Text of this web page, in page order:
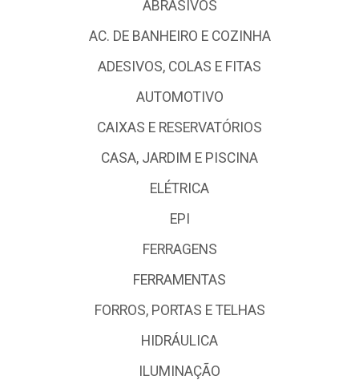
ABRASIVOS
AC. DE BANHEIRO E COZINHA
ADESIVOS, COLAS E FITAS
AUTOMOTIVO
CAIXAS E RESERVATÓRIOS
CASA, JARDIM E PISCINA
ELÉTRICA
EPI
FERRAGENS
FERRAMENTAS
FORROS, PORTAS E TELHAS
HIDRÁULICA
ILUMINAÇÃO